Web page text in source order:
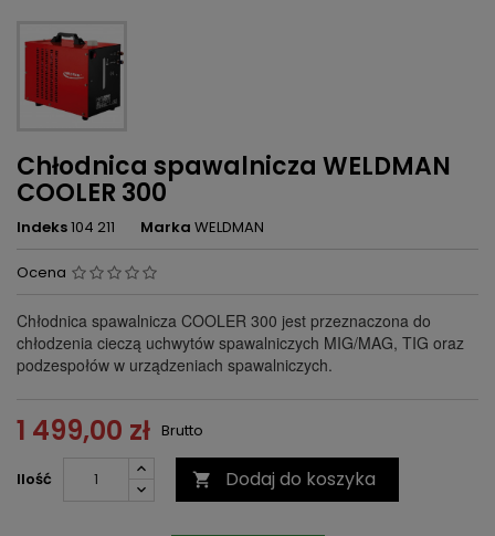
Chłodnica spawalnicza WELDMAN
COOLER 300
Indeks104 211 Marka WELDMAN
Ocena
Chłodnica spawalnicza COOLER 300 jest przeznaczona do
chłodzenia cieczą uchwytów spawalniczych MIG/MAG, TIG oraz
podzespołów w urządzeniach spawalniczych.
1 499,00 zł Brutto
Ilość  Dodaj do koszyka